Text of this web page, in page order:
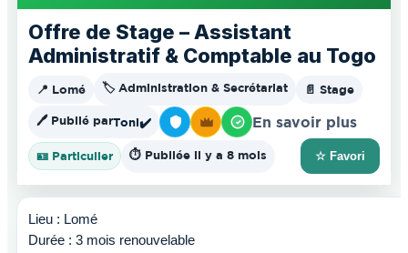
Offre de Stage – Assistant
Administratif & Comptable au Togo
📍 Lomé 🏷️ Administration & Secrétariat 📄 Stage
🖊️ Publié parToni✔️ En savoir plus
🪪 Particulier ⏱️ Publiée il y a 8 mois ☆ Favori
Lieu : Lomé
Durée : 3 mois renouvelable